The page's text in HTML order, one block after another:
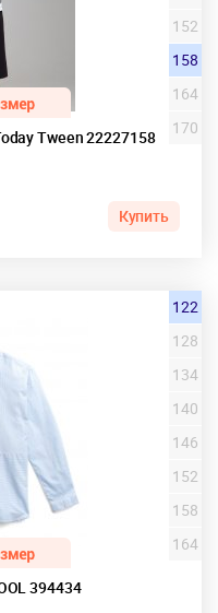
Tween 22227158
152
158
164
170
Купить
394434
122
128
134
140
146
152
158
164